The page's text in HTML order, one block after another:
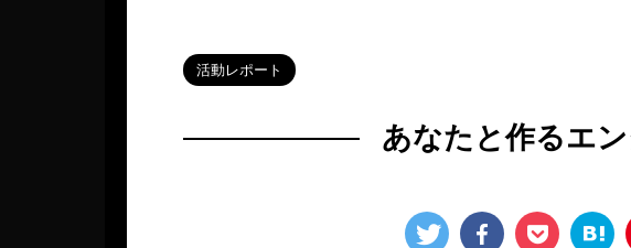
活動レポート
あなたと作るエ